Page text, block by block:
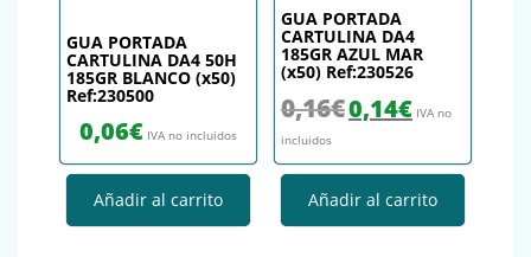
GUA PORTADA
CARTULINA DA4 50H
185GR BLANCO (x50)
Ref:230500
0,06€ IVA no incluidos
Añadir al carrito
GUA PORTADA
CARTULINA DA4
185GR AZUL MAR
(x50) Ref:230526
0,16€ El precio original era: 0,16€.
0,14€El precio actual
IVA no
incluidos
Añadir al carrito